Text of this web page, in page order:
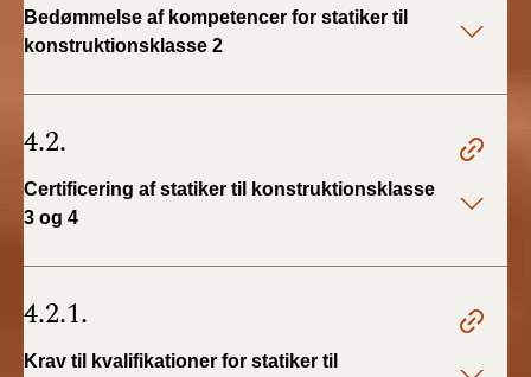
Bedømmelse af kompetencer for statiker til
konstruktionsklasse 2
4.2.
Certificering af statiker til konstruktionsklasse
3 og 4
4.2.1.
Krav til kvalifikationer for statiker til